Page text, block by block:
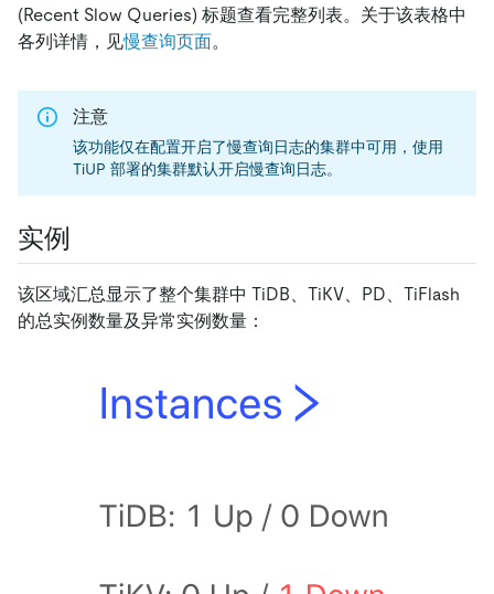
(Recent Slow Queries) 标题查看完整列表。关于该表格中
各列详情，见慢查询页面。
注意
该功能仅在配置开启了慢查询日志的集群中可用，使用
TiUP 部署的集群默认开启慢查询日志。
实例
该区域汇总显示了整个集群中 TiDB、TiKV、PD、TiFlash
的总实例数量及异常实例数量：